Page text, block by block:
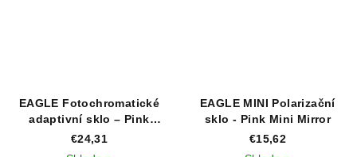
EAGLE Fotochromatické
adaptivní sklo – Pink
Mirror
€24,31
EAGLE MINI Polarizační
sklo - Pink Mini Mirror
€15,62